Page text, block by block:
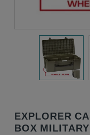
EXPLORER
BOX